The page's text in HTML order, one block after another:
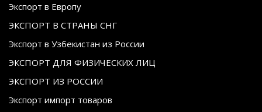
Экспорт в Европу
ЭКСПОРТ В СТРАНЫ СНГ
Экспорт в Узбекистан из России
ЭКСПОРТ ДЛЯ ФИЗИЧЕСКИХ ЛИЦ
ЭКСПОРТ ИЗ РОССИИ
Экспорт импорт товаров